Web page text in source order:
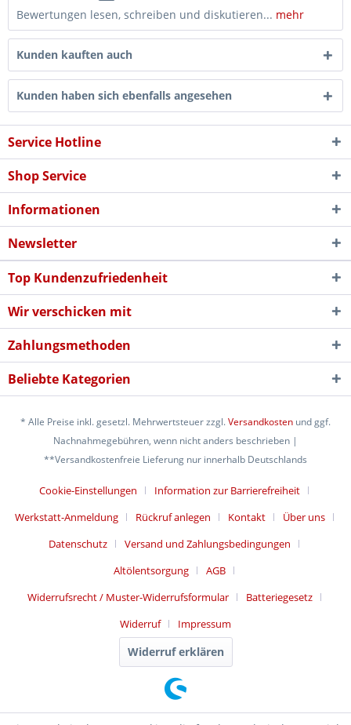
Bewertungen lesen, schreiben und diskutieren... mehr
Kunden kauften auch
Kunden haben sich ebenfalls angesehen
Service Hotline
Shop Service
Informationen
Newsletter
Top Kundenzufriedenheit
Wir verschicken mit
Zahlungsmethoden
Beliebte Kategorien
* Alle Preise inkl. gesetzl. Mehrwertsteuer zzgl.Versandkosten und ggf.
Nachnahmegebühren, wenn nicht anders beschrieben |
**Versandkostenfreie Lieferung nur innerhalb Deutschlands
Cookie-Einstellungen
Information zur Barrierefreiheit
Werkstatt-Anmeldung
Rückruf anlegen Kontakt
Über uns
Datenschutz
Versand und Zahlungsbedingungen
Altölentsorgung
AGB
Widerrufsrecht / Muster-Widerrufsformular
Batteriegesetz
Widerruf
Impressum
Widerruf erklären